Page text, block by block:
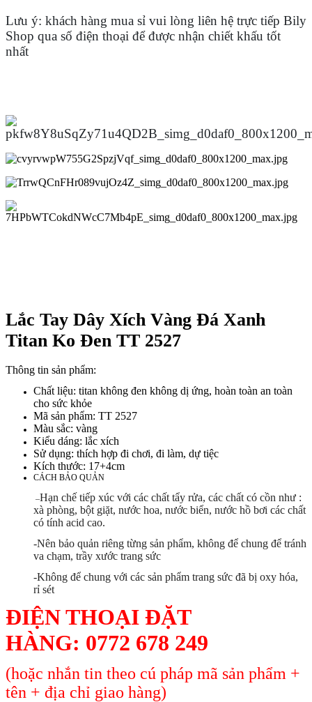
Lưu ý: khách hàng mua sỉ vui lòng liên hệ trực tiếp Bily
Shop qua số điện thoại để được nhận chiết khấu tốt
nhất
Lắc Tay Dây Xích Vàng Đá Xanh
Titan Ko Đen TT 2527
Thông tin sản phẩm:
Chất liệu: titan không đen không dị ứng, hoàn toàn an toàn
cho sức khỏe
Mã sản phẩm: TT 2527
Màu sắc: vàng
Kiểu dáng: lắc xích
Sử dụng: thích hợp đi chơi, đi làm, dự tiệc
Kích thước: 17+4cm
CÁCH BẢO QUẢN
–Hạn chế tiếp xúc với các chất tẩy rửa, các chất có cồn như :
xà phòng, bột giặt, nước hoa, nước biển, nước hồ bơi các chất
có tính acid cao.
-Nên bảo quản riêng từng sản phẩm, không để chung để tránh
va chạm, trầy xước trang sức
-Không để chung với các sản phẩm trang sức đã bị oxy hóa,
rỉ sét
ĐIỆN THOẠI ĐẶT
HÀNG: 0772 678 249
(hoặc nhắn tin theo cú pháp mã sản phẩm +
tên + địa chỉ giao hàng)